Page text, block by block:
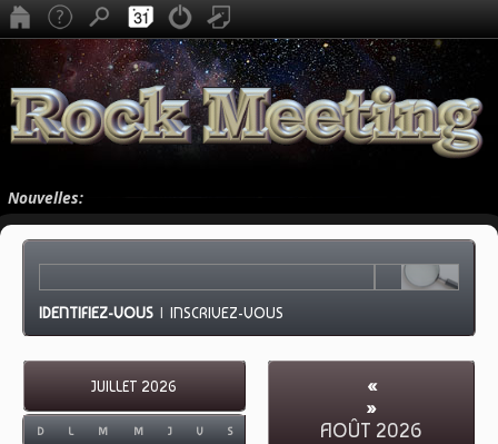
Nouvelles:
IDENTIFIEZ-VOUS |INSCRIVEZ-VOUS
JUILLET 2026
D L M M J V S
«
»
AOÛT 2026